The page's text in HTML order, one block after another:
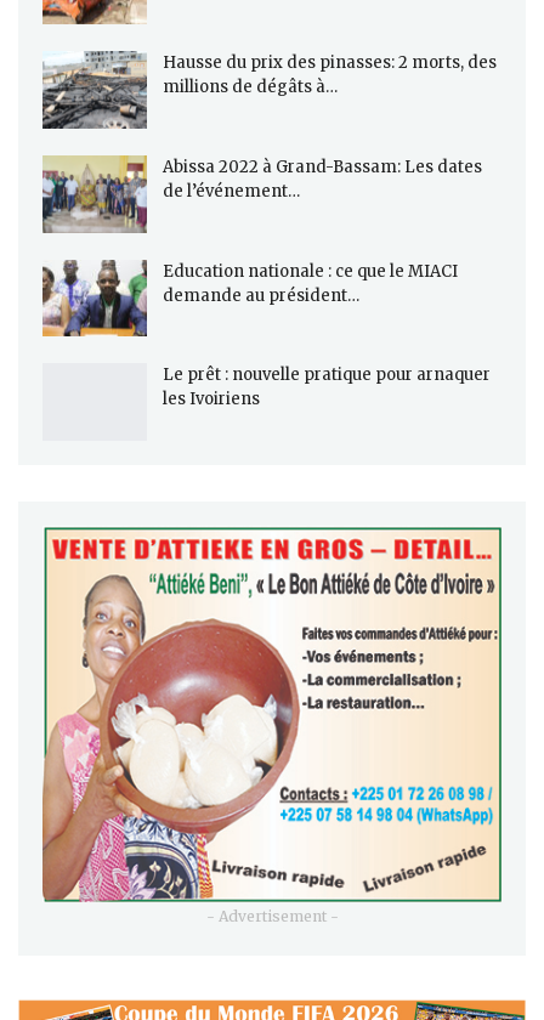
Hausse du prix des pinasses: 2 morts, des
millions de dégâts à…
Abissa 2022 à Grand-Bassam: Les dates
de l’événement…
Education nationale : ce que le MIACI
demande au président…
Le prêt : nouvelle pratique pour arnaquer
les Ivoiriens
- Advertisement -